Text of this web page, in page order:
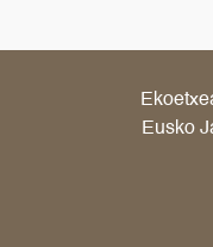
Eusko